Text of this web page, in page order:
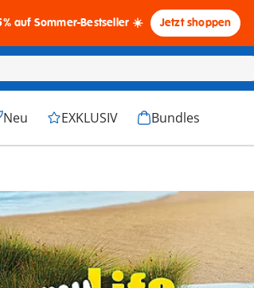
auf Sommer-Bestseller ☀️ Jetzt shoppen
Neu EXKLUSIV Bundles